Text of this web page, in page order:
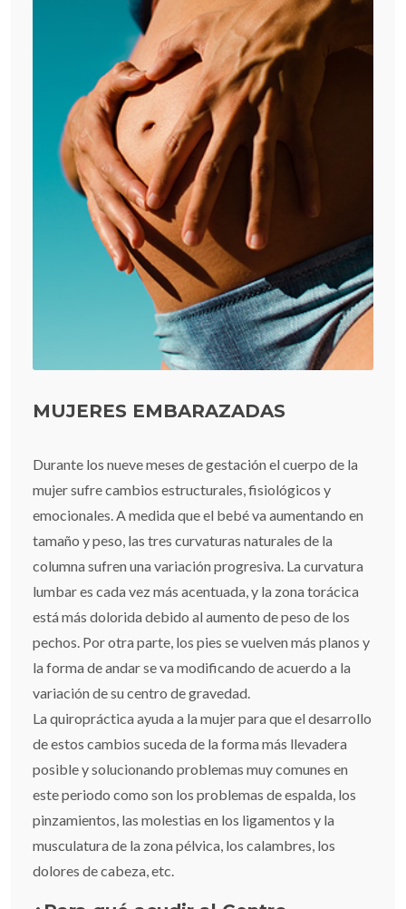
MUJERES EMBARAZADAS
Durante los nueve meses de gestación el cuerpo de la
mujer sufre cambios estructurales, fisiológicos y
emocionales. A medida que el bebé va aumentando en
tamaño y peso, las tres curvaturas naturales de la
columna sufren una variación progresiva. La curvatura
lumbar es cada vez más acentuada, y la zona torácica
está más dolorida debido al aumento de peso de los
pechos. Por otra parte, los pies se vuelven más planos y
la forma de andar se va modificando de acuerdo a la
variación de su centro de gravedad.
La quiropráctica ayuda a la mujer para que el desarrollo
de estos cambios suceda de la forma más llevadera
posible y solucionando problemas muy comunes en
este periodo como son los problemas de espalda, los
pinzamientos, las molestias en los ligamentos y la
musculatura de la zona pélvica, los calambres, los
dolores de cabeza, etc.